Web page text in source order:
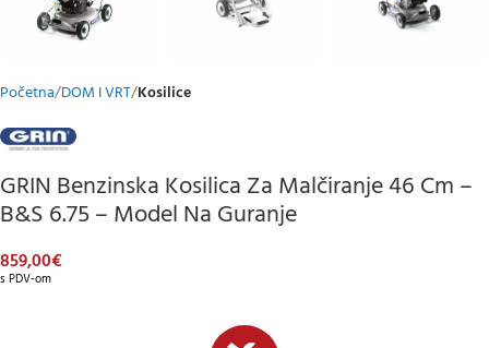
Početna DOM I VRT Kosilice
GRIN Benzinska Kosilica Za Malčiranje 46 Cm –
B&S 6.75 – Model Na Guranje
859,00€
s PDV-om